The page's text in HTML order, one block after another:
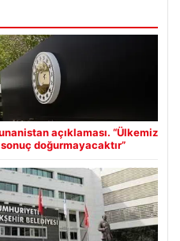
açıklaması. “Ülkemiz
doğurmayacaktır”